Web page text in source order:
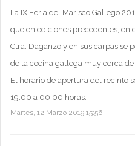
La IX Feria del Marisco Gallego
que en ediciones precedentes, en
Ctra. Daganzo y en sus carpas se
de la cocina gallega muy cerca de
El horario de apertura del recinto
19:00 a 00:00 horas.
Martes, 12 Marzo 2019 15:56